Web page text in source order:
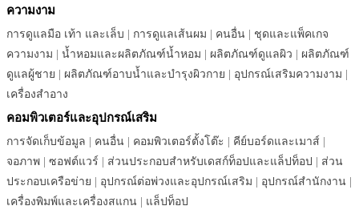
ความงาม
การดูแลมือ เท้า และเล็บ | การดูแลเส้นผม | คนอื่น | ชุดและแพ็คเกจ
ความงาม | น้ำหอมและผลิตภัณฑ์น้ำหอม | ผลิตภัณฑ์ดูแลผิว | ผลิตภัณฑ์
ดูแลผู้ชาย | ผลิตภัณฑ์อาบน้ำและบำรุงผิวกาย | อุปกรณ์เสริมความงาม |
เครื่องสำอาง
คอมพิวเตอร์และอุปกรณ์เสริม
การจัดเก็บข้อมูล | คนอื่น | คอมพิวเตอร์ตั้งโต๊ะ | คีย์บอร์ดและเมาส์ |
จอภาพ | ซอฟต์แวร์ | ส่วนประกอบสำหรับเดสก์ท็อปและแล็ปท็อป | ส่วน
ประกอบเครือข่าย | อุปกรณ์ต่อพ่วงและอุปกรณ์เสริม | อุปกรณ์สำนักงาน |
เครื่องพิมพ์และเครื่องสแกน | แล็ปท็อป